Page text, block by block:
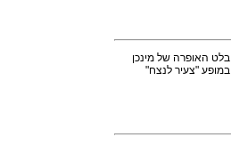
בלט האופרה של מינכן
במופע "צעיר לנצח"